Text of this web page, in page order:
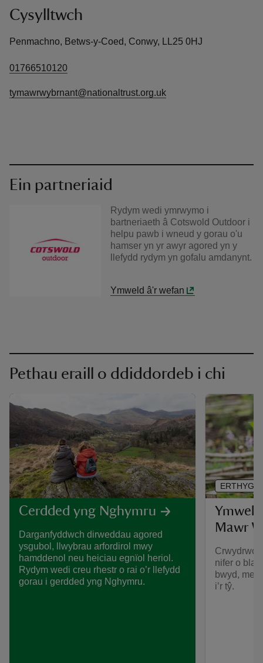
Cysylltwch
Penmachno, Betws-y-Coed, Conwy, LL25 0HJ
01766510120
tymawrwybrnant@nationaltrust.org.uk
Ein partneriaid
Rydym wedi ymrwymo i
bartneriaeth â Cotswold Outdoor i
helpu pawb i wneud y gorau o'u
hamser yn yr awyr agored yn y
llefydd rydym yn gofalu amdanynt.
Ymweld â'r wefan
Pethau eraill o ddiddordeb i chi
Cerdded yng Nghymru
Darganfyddwch dirweddau agored
ysgubol, llwybrau arfordirol mwy
hamddenol neu heiciau egnïol heriol.
Rydym wedi creu rhestr o rai o’r llefydd
gorau i gerdded yng Nghymru.
Mawr
nifer o
bwyd,
i’r tŷ.
ERTHYGL